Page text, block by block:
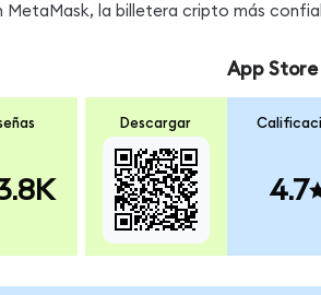
MetaMask, la billetera cripto más
Descargar
App Store
4.7